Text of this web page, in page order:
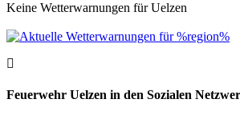
Keine Wetterwarnungen für Uelzen
Feuerwehr Uelzen in den Sozialen